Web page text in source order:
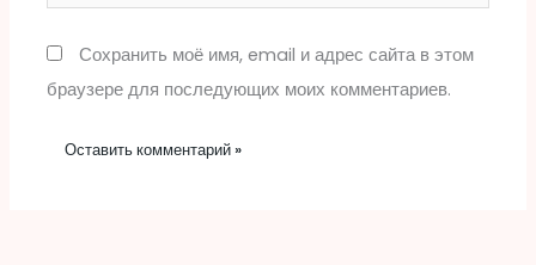
Сохранить моё имя, email и адрес сайта в этом
браузере для последующих моих комментариев.